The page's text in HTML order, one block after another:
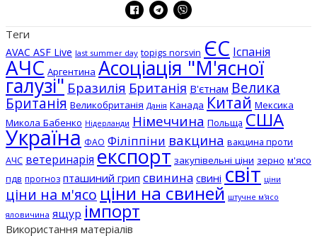
Теги
AVAC ASF Live last summer day topigs norsvin ЄС Іспанія
АЧС Аргентина Асоціація "М'ясної
галузі" Бразилія Британія В'єтнам Велика
Британія Великобританія Данія Канада Китай Мексика
Микола Бабенко Нідерланди Німеччина Польща США
Україна ФАО Філіппіни вакцина вакцина проти
АЧС ветеринарія експорт закупівельні ціни зерно м'ясо
пдв прогноз пташиний грип свинина свині світ ціни
ціни на м'ясо ціни на свиней штучне м'ясо
яловичина ящур імпорт
Використання матеріалів